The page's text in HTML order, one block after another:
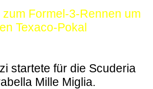
Formel-3-Rennen um
Texaco-Pokal
startete für die Scuderia
Mille Miglia.